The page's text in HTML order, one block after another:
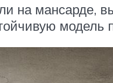
на мансарде,
модель